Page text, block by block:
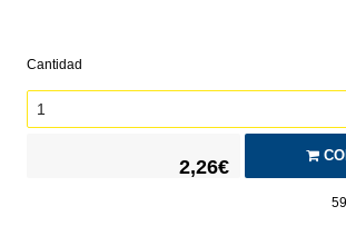
Cantidad
2,26€
59